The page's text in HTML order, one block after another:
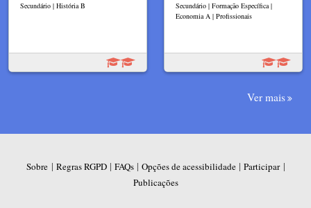
Secundário | História B
Secundário | Formação Específica |
Economia A | Profissionais
Ver mais
Sobre | Regras RGPD| FAQs| Opções de acessibilidade| Participar|
Publicações